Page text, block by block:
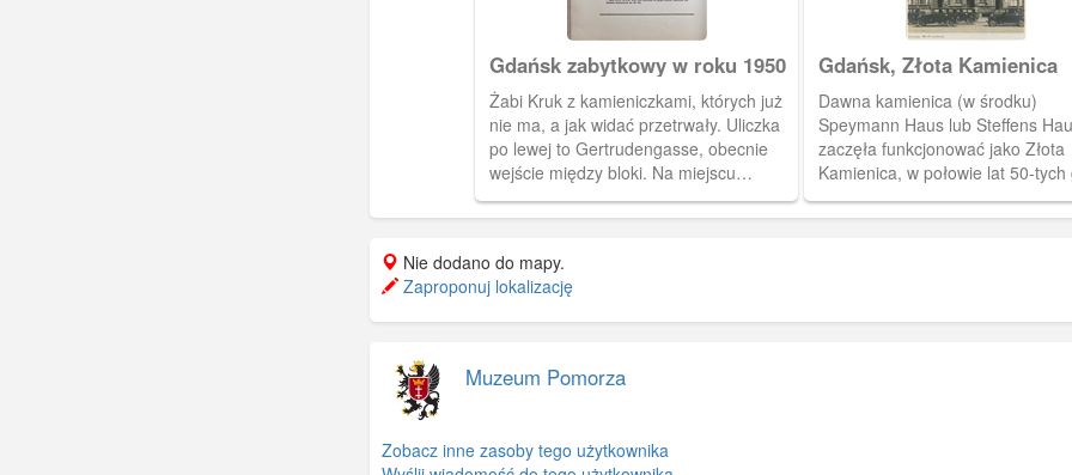
Gdańsk zabytkowy w roku 1950
Żabi Kruk z kamieniczkami, których już
nie ma, a jak widać przetrwały. Uliczka
po lewej to Gertrudengasse, obecnie
wejście między bloki. Na miejscu
kamienic stoją wieżowce przy
Toruńskiej.
Gdańsk, Złota Kamienica
Dawna kamienica (w środku)
Speymann Haus lub Steffens
zaczęła funkcjonować jako Złota
Kamienica, w połowie lat 50-tych
trwałą jej rekonstrukcja, ze
wojennych.
Nie dodano do mapy.
Zaproponuj lokalizację
Muzeum Pomorza
Zobacz inne zasoby tego użytkownika